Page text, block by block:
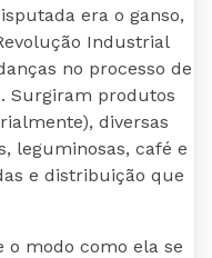
era o ganso,
Industrial
no processo de
Surgiram produtos
diversas
leguminosas, café e
e distribuição que
o modo como ela se